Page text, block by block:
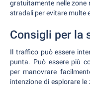
gratuitamente nelle zone
stradali per evitare multe
Consigli per la
Il traffico può essere
punta. Può essere più
per manovrare
intenzione di esplorare